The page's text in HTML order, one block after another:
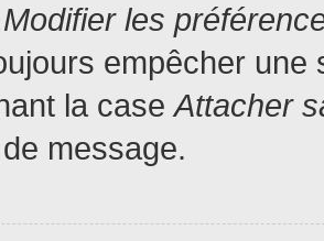
les
empêcher une
la caseAttacher
message.